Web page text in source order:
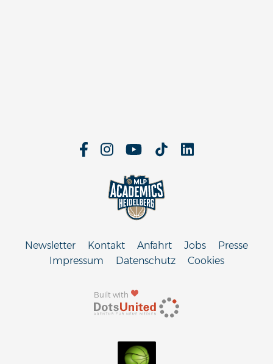
Built with
Newsletter Kontakt Anfahrt Jobs
Presse
Impressum
Datenschutz Cookies